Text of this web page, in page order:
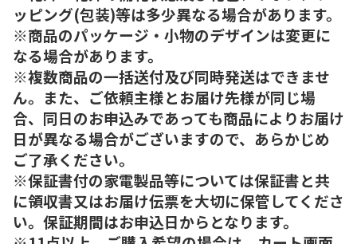
ッピング(包装)等は多少異なる場合があります。
※商品のパッケージ・小物のデザインは変更に
なる場合があります。
※複数商品の一括送付及び同時発送はできませ
ん。また、ご依頼主様とお届け先様が同じ場
合、同日のお申込みであっても商品によりお届け
日が異なる場合がございますので、あらかじめ
ご了承ください。
※保証書付の家電製品等については保証書と共
に領収書又はお届け伝票を大切に保管してくださ
い。保証期間はお申込日からとなります。